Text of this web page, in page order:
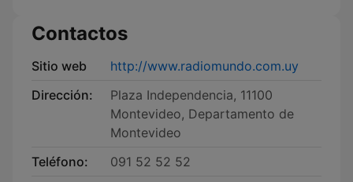
Contactos
Sitio web
http://www.radiomundo.com.uy
Dirección:
Plaza Independencia, 11100
Montevideo, Departamento de
Montevideo
Teléfono:
091 52 52 52